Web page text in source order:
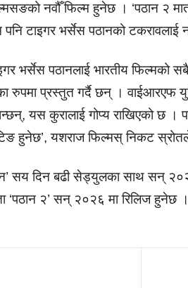
नवौँ फिल्म हुनेछ । ‘पठान २
पनि टाइगर भर्सेस पठानको टकरावलाई
भर्सेस पठानलाई भारतीय फिल्मको
रुपमा प्रस्तुत गर्दै छन् । वाईआरएफ
यस कुरालाई गोप्य राखिएको छ ।
हुनेछ’, यशराज फिल्मस् निकट
सय दिन बढी सेड्युलका साथ सन्
‘पठान २’ सन् २०२६ मा रिलिज हुनेछ ।